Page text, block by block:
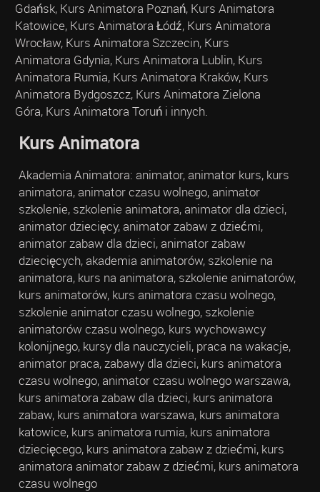
Gdańsk, Kurs Animatora Poznań, Kurs Animatora
Katowice, Kurs Animatora Łódź, Kurs Animatora
Wrocław, Kurs Animatora Szczecin, Kurs
Animatora Gdynia, Kurs Animatora Lublin, Kurs
Animatora Rumia, Kurs Animatora Kraków, Kurs
Animatora Bydgoszcz, Kurs Animatora Zielona
Góra, Kurs Animatora Toruń i innych.
Kurs Animatora
Akademia Animatora: animator, animator kurs, kurs
animatora, animator czasu wolnego, animator
szkolenie, szkolenie animatora, animator dla dzieci,
animator dziecięcy, animator zabaw z dziećmi,
animator zabaw dla dzieci, animator zabaw
dziecięcych, akademia animatorów, szkolenie na
animatora, kurs na animatora, szkolenie animatorów,
kurs animatorów, kurs animatora czasu wolnego,
szkolenie animator czasu wolnego, szkolenie
animatorów czasu wolnego, kurs wychowawcy
kolonijnego, kursy dla nauczycieli, praca na wakacje,
animator praca, zabawy dla dzieci, kurs animatora
czasu wolnego, animator czasu wolnego warszawa,
kurs animatora zabaw dla dzieci, kurs animatora
zabaw, kurs animatora warszawa, kurs animatora
katowice, kurs animatora rumia, kurs animatora
dziecięcego, kurs animatora zabaw z dziećmi, kurs
animatora animator zabaw z dziećmi, kurs animatora
czasu wolnego